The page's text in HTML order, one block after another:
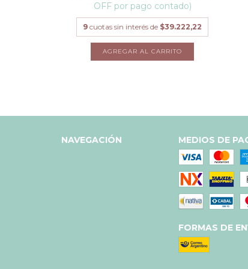
OFF por pago contado)
9 cuotas sin interés de $39.222,22
NAVEGACIÓN MEDIOS DE
FORMAS DE